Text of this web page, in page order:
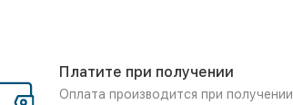
Платите при получении
Оплата производится при получении